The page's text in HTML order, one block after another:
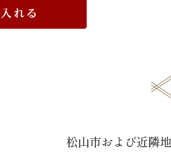
松山市および近隣